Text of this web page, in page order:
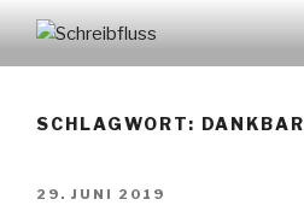
Inhalt
springenSCHREIBFLUSS
SCHLAGWORT: DANKBAR
VERÖFFENTLICHT
29. JUNI 2019